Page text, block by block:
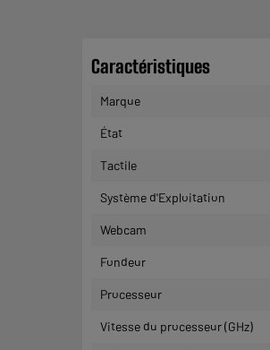
Caractéristiques
Marque
État
Tactile
Système d'Exploitation
Webcam
Fondeur
Processeur
Vitesse du processeur (GHz)